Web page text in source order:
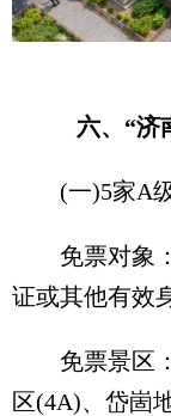
六、“济
(一)5家A级
免票对象：
证或其他有效
免票景区：
区(4A)、岱崮